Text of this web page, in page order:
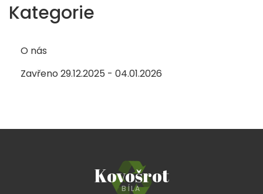
Kategorie
O nás
Zavřeno 29.12.2025 - 04.01.2026
Kovošrot
BÍLA